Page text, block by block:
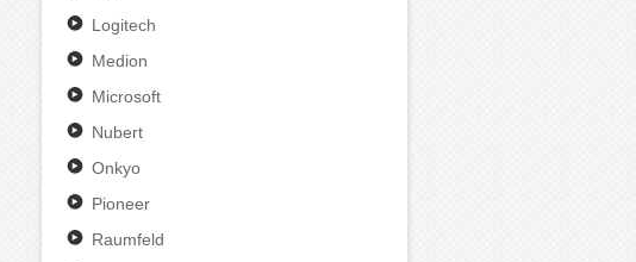
Logitech
Medion
Microsoft
Nubert
Onkyo
Pioneer
Raumfeld